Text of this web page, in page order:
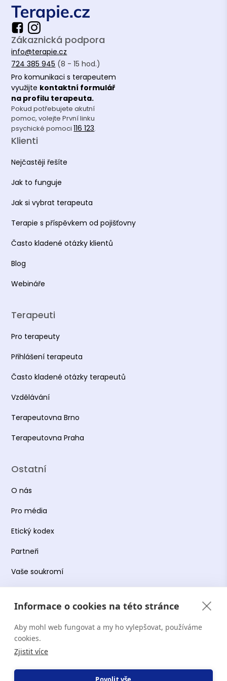
Informace o cookies na této stránce
Aby mohl web fungovat a my ho vylepšovat, používáme
cookies.
Zjistit více
Zákaznická podpora
info@terapie.cz
724 385 945 (8 - 15 hod.)
Pro komunikaci s terapeutem
využijte kontaktní formulář
na profilu terapeuta.
Pokud potřebujete akutní
pomoc, volejte První linku
psychické pomoci116 123.
Klienti
Nejčastěji řešíte
Jak to funguje
Jak si vybrat terapeuta
Terapie s příspěvkem od pojišťovny
Často kladené otázky klientů
Blog
Webináře
Terapeuti
Pro terapeuty
Přihlášení terapeuta
Často kladené otázky terapeutů
Vzdělávání
Terapeutovna Brno
Terapeutovna Praha
Ostatní
O nás
Pro média
Etický kodex
Partneři
Vaše soukromí
Obchodní podmínky
Podmínky používání platformy